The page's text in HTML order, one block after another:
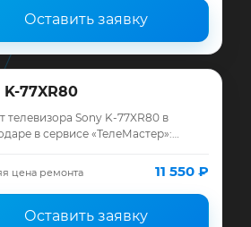
Оставить заявку
K-77XR80
телевизора Sony K-77XR80 в
в сервисе «ТелеМастер»:
запчасти и гарантия до 12
цена ремонта 11 550 ₽
Оставить заявку